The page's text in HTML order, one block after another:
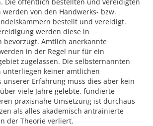
werden von den Handwerks- bzw.
bestellt und vereidigt.
werden diese in
bevorzugt. Amtlich anerkannte
in der Regel nur für ein
zugelassen. Die selbsternannten
unterliegen keiner amtlichen
unserer Erfahrung muss dies aber kein
viele Jahre gelebte, fundierte
praxisnahe Umsetzung ist durchaus
als alles akademisch antrainierte
der Theorie verliert.